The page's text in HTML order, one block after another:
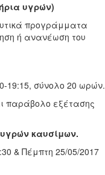
υγρών)
προγράμματα
ή ανανέωση του
19:15, σύνολο 20 ωρών.
παράβολο εξέτασης
καυσίμων.
& Πέμπτη 25/05/2017